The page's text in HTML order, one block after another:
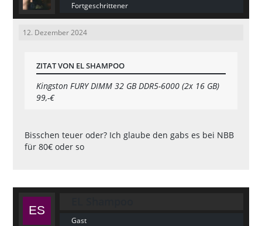
Fortgeschrittener
12. Dezember 2024
ZITAT VON EL SHAMPOO
Kingston FURY DIMM 32 GB DDR5-6000 (2x 16 GB)
99,-€
Bisschen teuer oder? Ich glaube den gabs es bei NBB
für 80€ oder so
Gast